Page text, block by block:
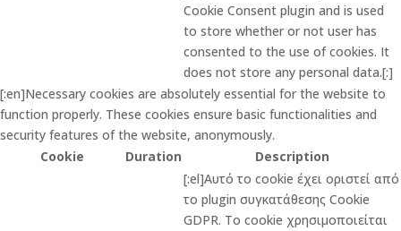
Cookie Consent plugin and is used
to store whether or not user has
consented to the use of cookies. It
does not store any personal data.[:]
[:en]Necessary cookies are absolutely essential for the website to
function properly. These cookies ensure basic functionalities and
security features of the website, anonymously.
Cookie
Duration Description
[:el]Αυτό το cookie έχει οριστεί από
το plugin συγκατάθεσης Cookie
GDPR. Το cookie χρησιμοποιείται